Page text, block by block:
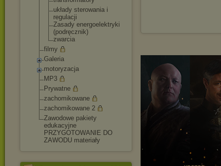
układy sterowania i
regulacji
Zasady energoelektryki
(podręcznik)
zwarcia
filmy
Galeria
motoryzacja
MP3
Prywatne
zachomikowane
zachomikowane 2
Zawodowe pakiety
edukacyjne
PRZYGOTOWANIE DO
ZAWODU materiały